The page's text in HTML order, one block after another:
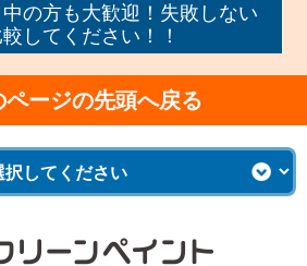
の方も大歓迎！失敗しない
してください！！
ページの先頭へ戻る